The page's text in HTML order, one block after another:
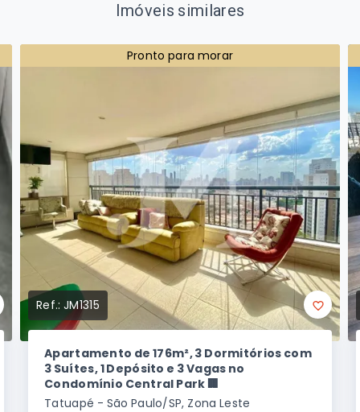
Imóveis similares
Pronto para morar
Ref.:JM1315
Apartamento de 176m², 3 Dormitórios com
3 Suítes, 1 Depósito e 3 Vagas no
Condomínio Central Park 🏢
Tatuapé - São Paulo/SP, Zona Leste